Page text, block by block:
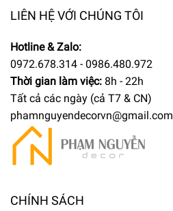
LIÊN HỆ VỚI CHÚNG TÔI
Hotline & Zalo:
0972.678.314 - 0986.480.972
Thời gian làm việc: 8h - 22h
Tất cả các ngày (cả T7 & CN)
phamnguyendecorvn@gmail.com
CHÍNH SÁCH